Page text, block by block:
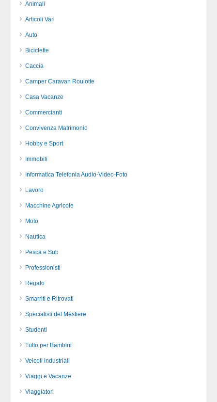
Animali
Articoli Vari
Auto
Biciclette
Caccia
Camper Caravan Roulotte
Casa Vacanze
Commercianti
Convivenza Matrimonio
Hobby e Sport
Immobili
Informatica Telefonia Audio-Video-Foto
Lavoro
Macchine Agricole
Moto
Nautica
Pesca e Sub
Professionisti
Regalo
Smarriti e Ritrovati
Specialisti del Mestiere
Studenti
Tutto per Bambini
Veicoli industriali
Viaggi e Vacanze
Viaggiatori